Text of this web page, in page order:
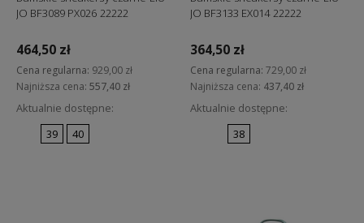
JO BF3089 PX026 22222
464,50 zł
Cena regularna: 929,00 zł
Najniższa cena: 557,40 zł
Aktualnie dostępne:
39
40
JO BF3133 EX014 22222
364,50 zł
Cena regularna: 729,00 zł
Najniższa cena: 437,40 zł
Aktualnie dostępne:
38